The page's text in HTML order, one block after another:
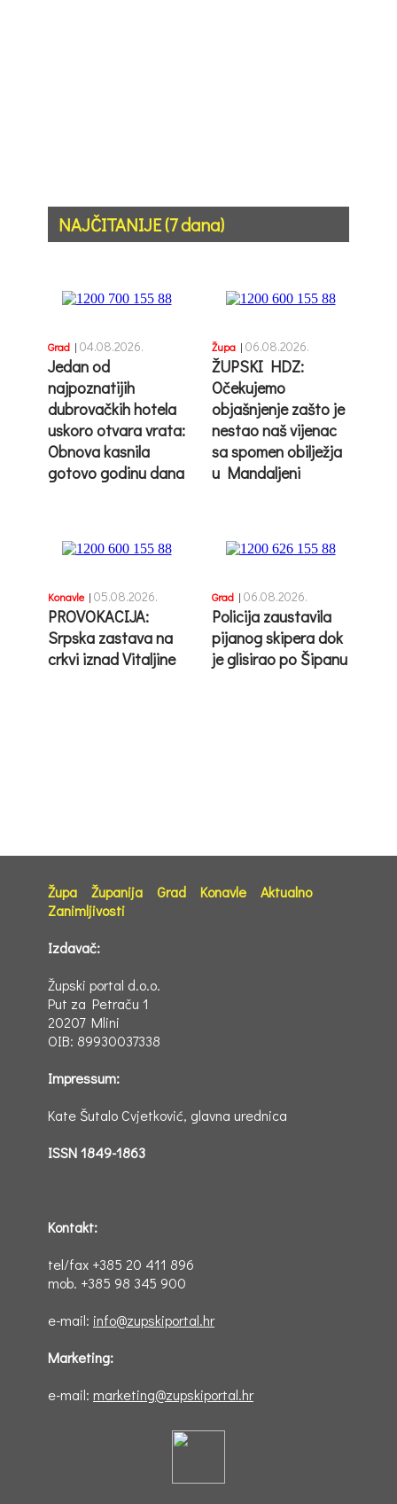
NAJČITANIJE (7 dana)
Grad | 04.08.2026.
Jedan od
najpoznatijih
dubrovačkih hotela
uskoro otvara vrata:
Obnova kasnila
gotovo godinu dana
Župa | 06.08.2026.
ŽUPSKI HDZ:
Očekujemo
objašnjenje zašto je
nestao naš vijenac
sa spomen obilježja
u Mandaljeni
Konavle | 05.08.2026.
PROVOKACIJA:
Srpska zastava na
crkvi iznad Vitaljine
Grad | 06.08.2026.
Policija zaustavila
pijanog skipera dok
je glisirao po Šipanu
Župa Županija Grad Konavle
Aktualno
Zanimljivosti
Izdavač:
Župski portal d.o.o.
Put za Petraču 1
20207 Mlini
OIB: 89930037338
Impressum:
Kate Šutalo Cvjetković, glavna urednica
ISSN 1849-1863
Kontakt:
tel/fax +385 20 411 896
mob. +385 98 345 900
e-mail: info@zupskiportal.hr
Marketing:
e-mail: marketing@zupskiportal.hr